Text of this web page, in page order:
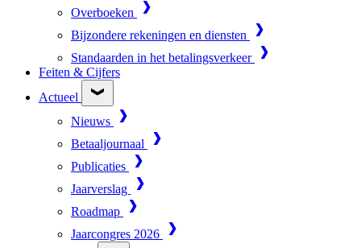
Overboeken
Bijzondere rekeningen en diensten
Standaarden in het betalingsverkeer
Feiten & Cijfers
Actueel
Nieuws
Betaaljournaal
Publicaties
Jaarverslag
Roadmap
Jaarcongres 2026